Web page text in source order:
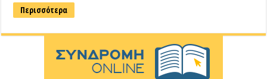
Περισσότερα